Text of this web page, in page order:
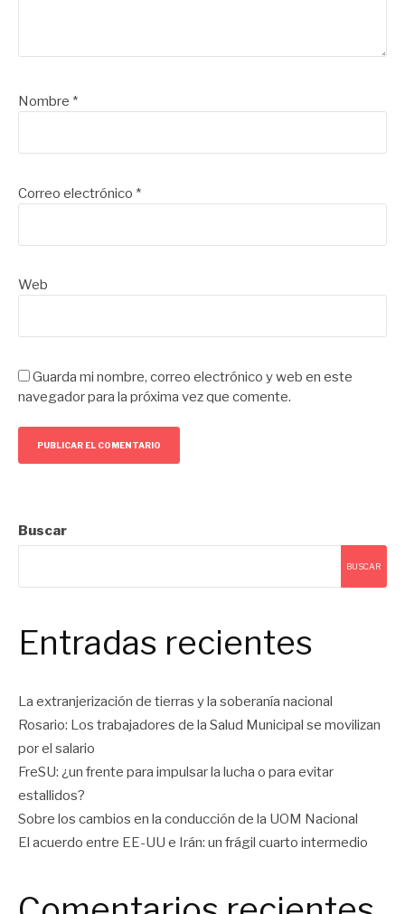
Nombre *
Correo electrónico *
Web
Guarda mi nombre, correo electrónico y web en este
navegador para la próxima vez que comente.
Buscar
BUSCAR
Entradas recientes
La extranjerización de tierras y la soberanía nacional
Rosario: Los trabajadores de la Salud Municipal se movilizan
por el salario
FreSU: ¿un frente para impulsar la lucha o para evitar
estallidos?
Sobre los cambios en la conducción de la UOM Nacional
El acuerdo entre EE-UU e Irán: un frágil cuarto intermedio